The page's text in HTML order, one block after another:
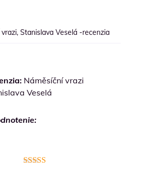
Stanislava Veselá -recenzia
Náměsíční vrazi
Veselá